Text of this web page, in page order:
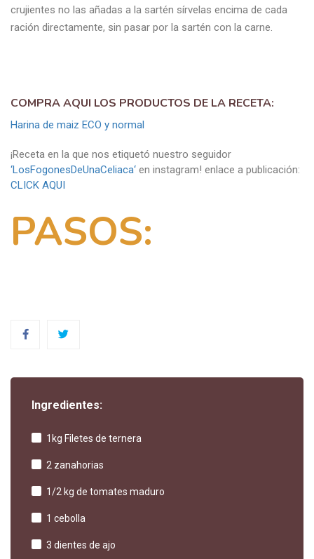
crujientes no las añadas a la sartén sírvelas encima de cada
ración directamente, sin pasar por la sartén con la carne.
COMPRA AQUI LOS PRODUCTOS DE LA RECETA:
Harina de maiz ECO y normal
¡Receta en la que nos etiquetó nuestro seguidor
‘LosFogonesDeUnaCeliaca‘ en instagram! enlace a publicación:
CLICK AQUI
PASOS:
Ingredientes:
1kg Filetes de ternera
2 zanahorias
1/2 kg de tomates maduro
1 cebolla
3 dientes de ajo